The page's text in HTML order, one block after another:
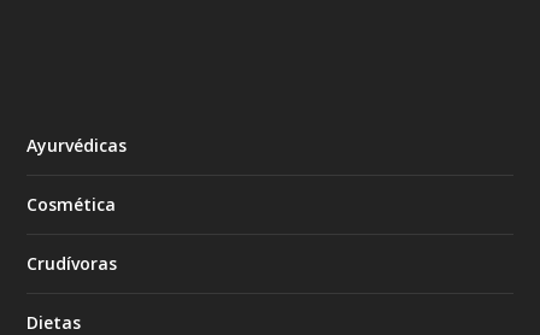
Ayurvédicas
Cosmética
Crudívoras
Dietas